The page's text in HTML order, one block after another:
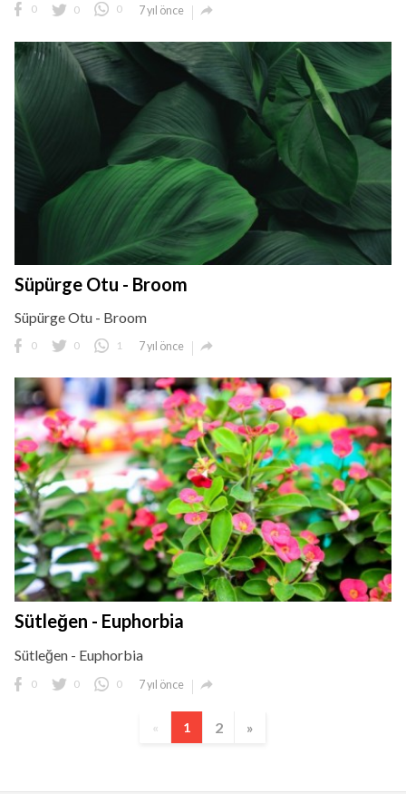
0 0 0 7 yıl önce 
Süpürge Otu - Broom
Süpürge Otu - Broom
0 0 1 7 yıl önce 
Sütleğen - Euphorbia
Sütleğen - Euphorbia
0 0 0 7 yıl önce 
« 1 2 »